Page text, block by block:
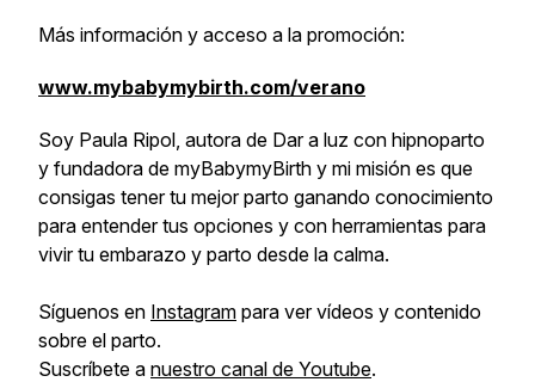
Más información y acceso a la promoción:
www.mybabymybirth.com/verano
Soy Paula Ripol, autora de Dar a luz con hipnoparto
y fundadora de myBabymyBirth y mi misión es que
consigas tener tu mejor parto ganando conocimiento
para entender tus opciones y con herramientas para
vivir tu embarazo y parto desde la calma.
Síguenos en Instagram para ver vídeos y contenido
sobre el parto.
Suscríbete a nuestro canal de Youtube.